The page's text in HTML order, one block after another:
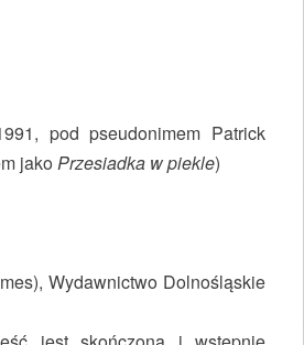
pod pseudonimem Patrick
jako Przesiadka w piekle)
Wydawnictwo Dolnośląskie